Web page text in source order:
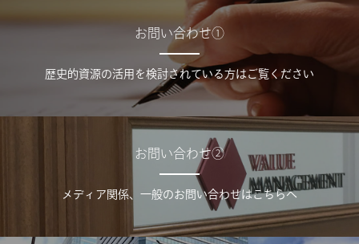
お問い合わせ①
歴史的資源の活用を検討されている方はご覧ください
お問い合わせ②
メディア関係、一般のお問い合わせはこちらへ